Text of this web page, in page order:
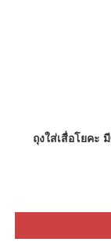
ถุงใส่เสื่อโยคะ